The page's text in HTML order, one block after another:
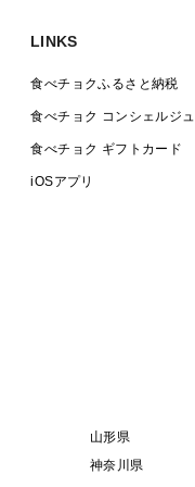
LINKS
食べチョクふるさと納税
食べチョク コンシェルジュ
食べチョク ギフトカード
iOSアプリ
山形県
神奈川県